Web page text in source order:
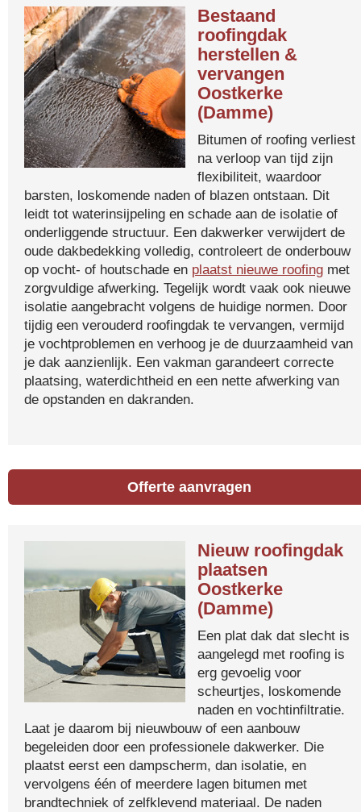
Bestaand
roofingdak
herstellen &
vervangen
Oostkerke
(Damme)
Bitumen of roofing verliest
na verloop van tijd zijn
flexibiliteit, waardoor
barsten, loskomende naden of blazen ontstaan. Dit
leidt tot waterinsijpeling en schade aan de isolatie of
onderliggende structuur. Een dakwerker verwijdert de
oude dakbedekking volledig, controleert de onderbouw
op vocht- of houtschade en plaatst nieuwe roofing met
zorgvuldige afwerking. Tegelijk wordt vaak ook nieuwe
isolatie aangebracht volgens de huidige normen. Door
tijdig een verouderd roofingdak te vervangen, vermijd
je vochtproblemen en verhoog je de duurzaamheid van
je dak aanzienlijk. Een vakman garandeert correcte
plaatsing, waterdichtheid en een nette afwerking van
de opstanden en dakranden.
Offerte aanvragen
Nieuw roofingdak
plaatsen
Oostkerke
(Damme)
Een plat dak dat slecht is
aangelegd met roofing is
erg gevoelig voor
scheurtjes, loskomende
naden en vochtinfiltratie.
Laat je daarom bij nieuwbouw of een aanbouw
begeleiden door een professionele dakwerker. Die
plaatst eerst een dampscherm, dan isolatie, en
vervolgens één of meerdere lagen bitumen met
brandtechniek of zelfklevend materiaal. De naden